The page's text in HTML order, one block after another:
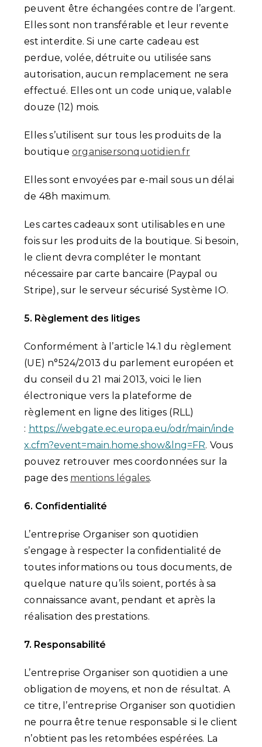
peuvent être échangées contre de l’argent.
Elles sont non transférable et leur revente
est interdite. Si une carte cadeau est
perdue, volée, détruite ou utilisée sans
autorisation, aucun remplacement ne sera
effectué. Elles ont un code unique, valable
douze (12) mois.
Elles s’utilisent sur tous les produits de la
boutiqueorganisersonquotidien.fr
Elles sont envoyées par e-mail sous un délai
de 48h maximum.
Les cartes cadeaux sont utilisables en une
fois sur les produits de la boutique. Si besoin,
le client devra compléter le montant
nécessaire par carte bancaire (Paypal ou
Stripe), sur le serveur sécurisé Système IO.
5. Règlement des litiges
Conformément à l’article 14.1 du règlement
(UE) n°524/2013 du parlement européen et
du conseil du 21 mai 2013, voici le lien
électronique vers la plateforme de
règlement en ligne des litiges (RLL)
: https://webgate.ec.europa.eu/odr/main/inde
x.cfm?event=main.home.show&lng=FR. Vous
pouvez retrouver mes coordonnées sur la
page des mentions légales.
6. Confidentialité
L’entreprise Organiser son quotidien
s’engage à respecter la confidentialité de
toutes informations ou tous documents, de
quelque nature qu’ils soient, portés à sa
connaissance avant, pendant et après la
réalisation des prestations.
7. Responsabilité
L’entreprise Organiser son quotidien a une
obligation de moyens, et non de résultat. A
ce titre, l’entreprise Organiser son quotidien
ne pourra être tenue responsable si le client
n’obtient pas les retombées espérées. La